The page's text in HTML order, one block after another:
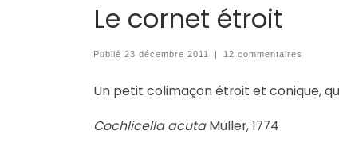
Le cornet étroit
Publié 23 décembre 2011 | 12 commentaires
Un petit colimaçon étroit et conique,
Cochlicella acutaMüller, 1774